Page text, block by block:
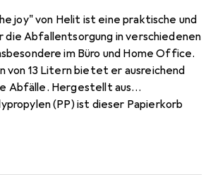
joy" von Helit ist eine praktische und
die Abfallentsorgung in verschiedenen
im Büro und Home Office.
von 13 Litern bietet er ausreichend
Abfälle. Hergestellt aus
(PP) ist dieser Papierkorb
Farbton verleiht jedem Raum eine